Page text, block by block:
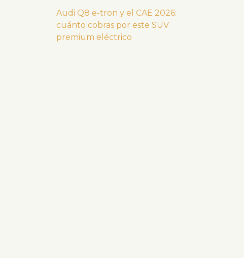
Audi Q8 e-tron y el CAE 2026:
cuánto cobras por este SUV
premium eléctrico